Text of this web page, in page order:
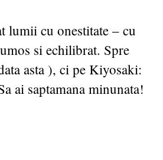
lumii cu onestitate – cu
si echilibrat. Spre
asta ), ci pe Kiyosaki:
ai saptamana minunata!